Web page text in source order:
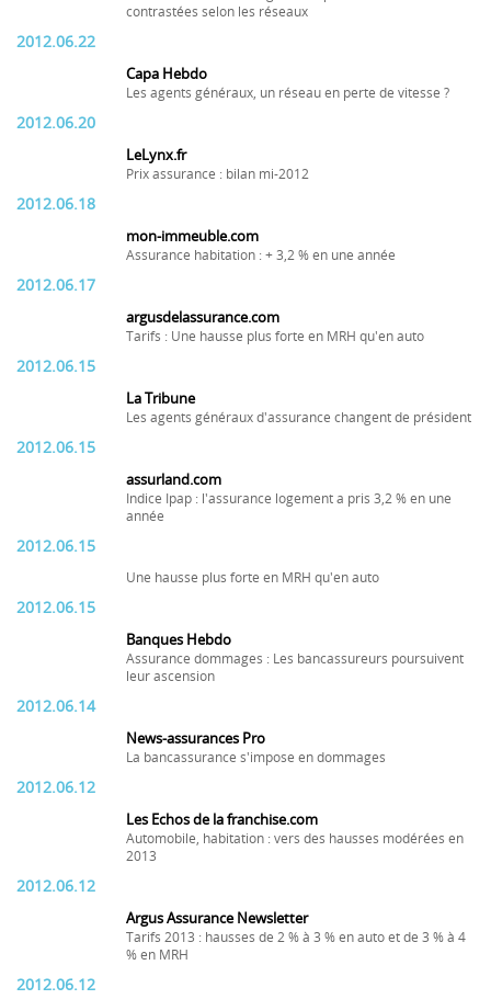
contrastées selon les réseaux
2012.06.22
Capa Hebdo
Les agents généraux, un réseau en perte de vitesse ?
2012.06.20
LeLynx.fr
Prix assurance : bilan mi-2012
2012.06.18
mon-immeuble.com
Assurance habitation : + 3,2 % en une année
2012.06.17
argusdelassurance.com
Tarifs : Une hausse plus forte en MRH qu'en auto
2012.06.15
La Tribune
Les agents généraux d'assurance changent de président
2012.06.15
assurland.com
Indice Ipap : l'assurance logement a pris 3,2 % en une
année
2012.06.15
Une hausse plus forte en MRH qu'en auto
2012.06.15
Banques Hebdo
Assurance dommages : Les bancassureurs poursuivent
leur ascension
2012.06.14
News-assurances Pro
La bancassurance s'impose en dommages
2012.06.12
Les Echos de la franchise.com
Automobile, habitation : vers des hausses modérées en
2013
2012.06.12
Argus Assurance Newsletter
Tarifs 2013 : hausses de 2 % à 3 % en auto et de 3 % à 4
% en MRH
2012.06.12